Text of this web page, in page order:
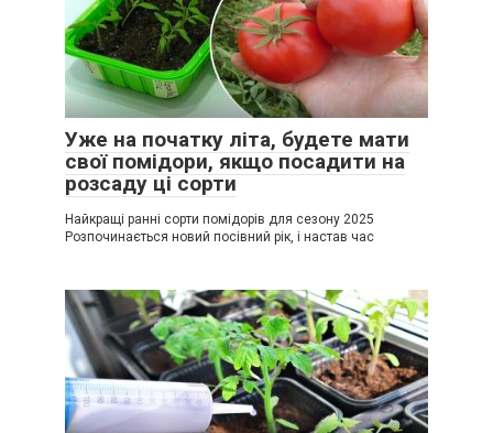
Уже на початку літа, будете мати
свої помідори, якщо посадити на
розсаду ці сорти
Найкращі ранні сорти помідорів для сезону 2025
Розпочинається новий посівний рік, і настав час